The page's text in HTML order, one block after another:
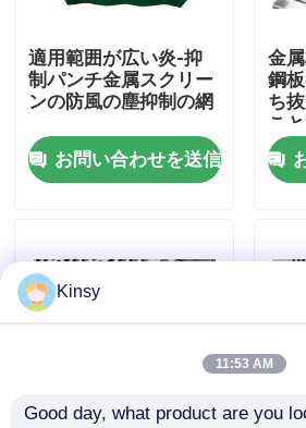
工場 ツアー
品質管理
ニュース
編まれた金網スクリーン
適用範囲が広い炎-抑
制パンチ金属スクリー
ンの防風の塵抑制の網
お問い合わせを送信
金
鋼
ち
こ
Kinsy
11:53 AM
Good day, what product are you